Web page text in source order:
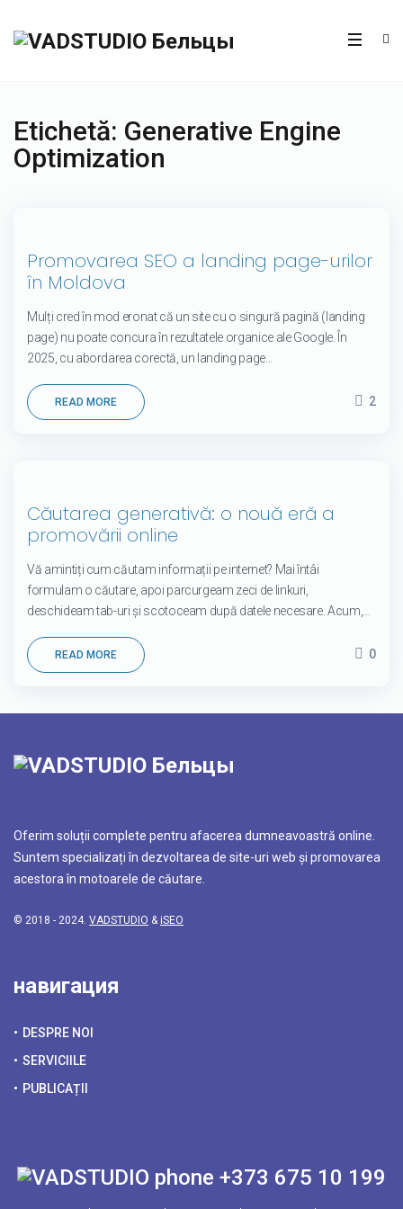
Etichetă: Generative Engine
Optimization
22
Promovarea SEO a landing page-urilor
în Moldova
Mulți cred în mod eronat că un site cu o singură pagină (landing
page) nu poate concura în rezultatele organice ale Google. În
2025, cu abordarea corectă, un landing page...
READ MORE 2
04
Căutarea generativă: o nouă eră a
promovării online
Vă amintiți cum căutam informații pe internet? Mai întâi
formulam o căutare, apoi parcurgeam zeci de linkuri,
deschideam tab-uri și scotoceam după datele necesare. Acum,...
READ MORE 0
Oferim soluții complete pentru afacerea dumneavoastră online.
Suntem specializați în dezvoltarea de site-uri web și promovarea
acestora în motoarele de căutare.
© 2018 - 2024. VADSTUDIO & iSEO
навигация
DESPRE NOI
SERVICIILE
PUBLICAȚII
+373 675 10 199